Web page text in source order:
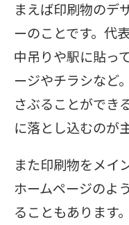
まえば印刷物のデ
ーのことです。代
中吊りや駅に貼っ
ージやチラシなど
さぶることができ
に落とし込むのが
また印刷物をメイ
ホームページのよ
ることもあります